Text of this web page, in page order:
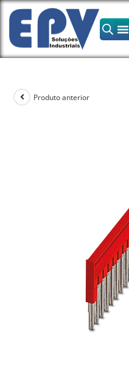
Produto anterior